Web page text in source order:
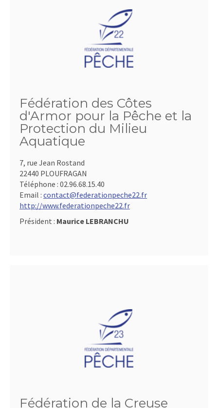
Fédération des Côtes
d'Armor pour la Pêche et la
Protection du Milieu
Aquatique
7, rue Jean Rostand
22440 PLOUFRAGAN
Téléphone : 02.96.68.15.40
Email : contact@federationpeche22.fr
http://www.federationpeche22.fr
Président : Maurice LEBRANCHU
Fédération de la Creuse